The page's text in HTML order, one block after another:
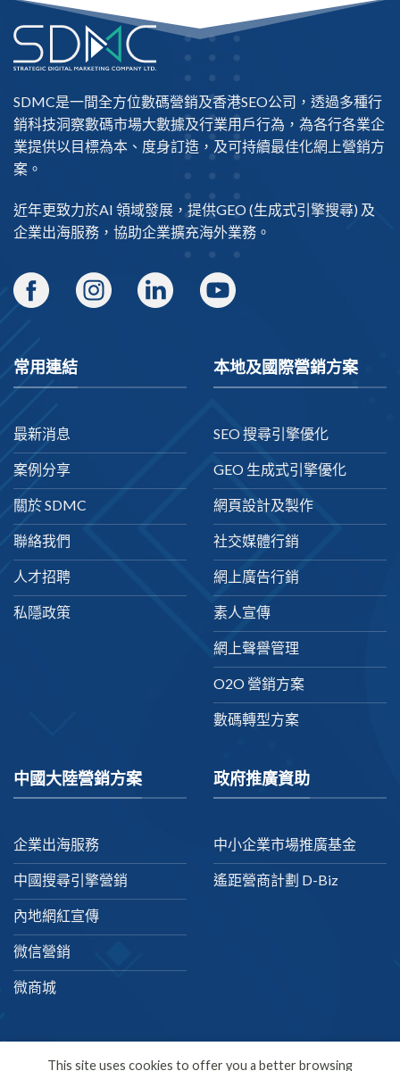
SDMC是一間全方位數碼營銷及香港SEO公司 ，透過多種行
銷科技洞察數碼市場大數據及行業用戶行為，為各行各業企
業提供以目標為本、度身訂造，及可持續最佳化網上營銷方
案。
近年更致力於AI 領域發展，提供GEO(生成式引擎搜尋) 及
企業出海服務，協助企業擴充海外業務。
常用連結
最新消息
案例分享
關於 SDMC
聯絡我們
人才招聘
私隱政策
本地及國際營銷方案
SEO 搜尋引擎優化
GEO 生成式引擎優化
網頁設計及製作
社交媒體行銷
網上廣告行銷
素人宣傳
網上聲譽管理
O2O 營銷方案
數碼轉型方案
中國大陸營銷方案
企業出海服務
中國搜尋引擎營銷
內地網紅宣傳
微信營銷
微商城
政府推廣資助
中小企業市場推廣基金
遙距營商計劃 D-Biz
This site uses cookies to offer you a better browsing